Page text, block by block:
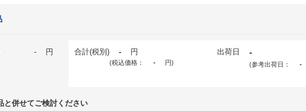
- 円 合計(税別) - 円
(税込価格： - 円)
出荷日 -
(参考出荷日： -
と併せてご検討ください